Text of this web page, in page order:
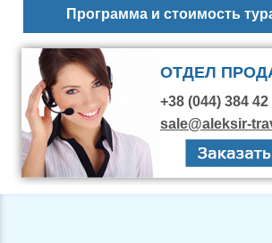
Программа и стоимость
ОТДЕЛ
+38 (044) 384
sale@aleksir-